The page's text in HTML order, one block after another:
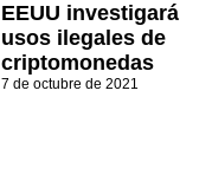
EEUU investigará
usos ilegales de
criptomonedas
7 de octubre de 2021